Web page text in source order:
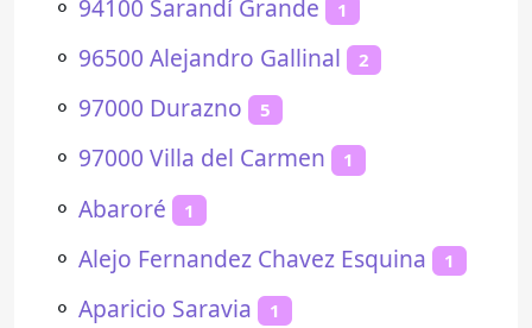
⚬ 94100 Sarandí Grande 1
⚬ 96500 Alejandro Gallinal 2
⚬ 97000 Durazno 5
⚬ 97000 Villa del Carmen 1
⚬ Abaroré 1
⚬ Alejo Fernandez Chavez Esquina 1
⚬ Aparicio Saravia 1